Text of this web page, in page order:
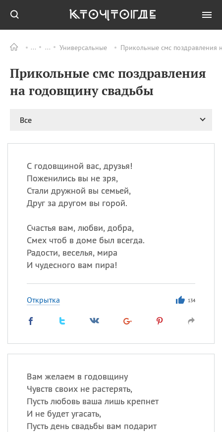
Универсальные Прикольные смс поздравления
Прикольные смс поздравления
на годовщину свадьбы
Все
С годовщиной вас, друзья!
Поженились вы не зря,
Стали дружной вы семьей,
Друг за другом вы горой.
Счастья вам, любви, добра,
Смех чтоб в доме был всегда.
Радости, веселья, мира
И чудесного вам пира!
Открытка 134
Вам желаем в годовщину
Чувств своих не растерять,
Пусть любовь ваша лишь крепнет
И не будет угасать,
Пусть день свадьбы вам подарит
ПРАЗДНИКИ Все
09.08 День памяти
великомученика и
целителя Пантелеимона
Николая Чудотворца
11.08 День полета на
11.08 День Святой Клары —
телевидения
ИМЕНА
Сегодня празднуют именины
Посмотреть значение